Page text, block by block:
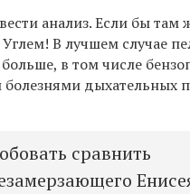
анализ. Если бы
В лучшем случае
в том числе
дыхательных
сравнить